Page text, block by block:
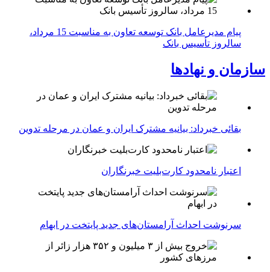
پیام مدیرعامل بانک توسعه تعاون به مناسبت 15 مرداد،
سالروز تأسیس بانک
سازمان و نهادها
بقائی خبرداد: بیانیه مشترک ایران و عمان در مرحله تدوین
اعتبار نامحدود کارت‌بلیت خبرنگاران
سرنوشت احداث آرامستان‌های جدید پایتخت در ابهام